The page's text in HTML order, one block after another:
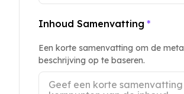
Inhoud Samenvatting *
Een korte samenvatting om de meta
beschrijving op te baseren.